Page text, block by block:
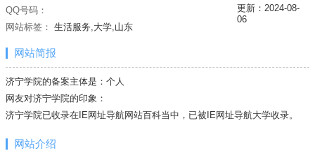
QQ号码：
网站标签： 生活服务,大学,山东
更新：2024-08-
06
网站简报
济宁学院的备案主体是：个人
网友对济宁学院的印象：
济宁学院已收录在IE网址导航网站百科当中，已被IE网址导航大学收录。
网站介绍